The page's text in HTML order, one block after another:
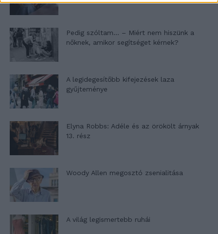
Pedig szóltam… – Miért nem hiszünk a
nőknek, amikor segítséget kérnek?
A legidegesítőbb kifejezések laza
gyűjteménye
Elyna Robbs: Adéle és az örökölt árnyak
13. rész
Woody Allen megosztó zsenialitása
A világ legismertebb ruhái